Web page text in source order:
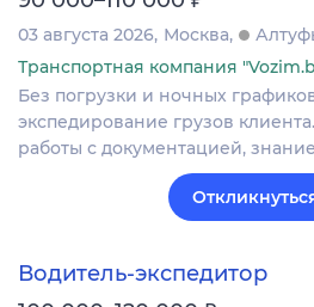
03 августа 2026 Москва
Транспортная компания
Без погрузки и ночных
экспедирование грузов
работы с документацией,
Водитель-экспедитор